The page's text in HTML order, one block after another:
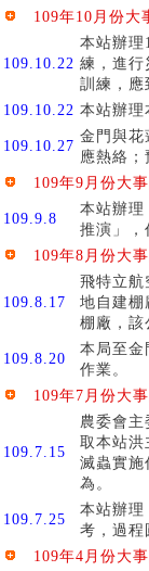
109年10月份大
109.10.22
本站辦理
練，進行
訓練，應
109.10.22 本站辦理
109.10.27
金門與花
應熱絡；
109年9月份大
109.9.8
本站辦理
推演」，
109年8月份大
109.8.17
飛特立航
地自建棚
棚廠，該
109.8.20
本局至金
作業。
109年7月份大
109.7.15
農委會
取本站洪
滅蟲實施
為。
109.7.25
本站辦理
考，過程
109年4月份大